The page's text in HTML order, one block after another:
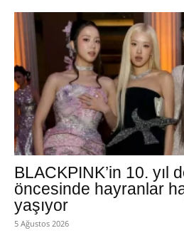
BLACKPINK’in 10. yıl
öncesinde hayranlar
yaşıyor
5 Ağustos 2026